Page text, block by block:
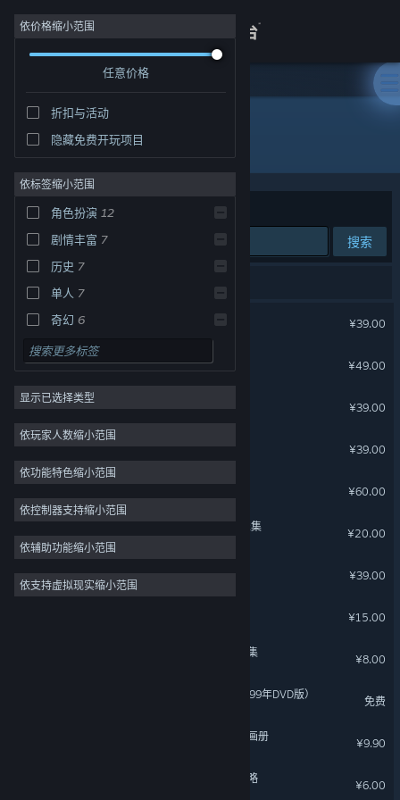
登录
关于
客服
依价格缩小范围
任意价格
折扣与活动
隐藏免费开玩项目
依标签缩小范围
角色扮演 12
剧情丰富 7
历史 7
单人 7
奇幻 6
武术 5
团队角色扮演 5
故事架构丰富
回合制战斗 4
神话 4
2D 3
像素图形 3
3D 3
风格化 3
显示已选择类型
依玩家人数缩小范围
依功能特色缩小范围
依控制器支持缩小范围
依辅助功能缩小范围
依支持虚拟现实缩小范围
开发者: DOMO Studio
排序依据 相关性
搜索
16 个匹配的搜索结果。
¥39.00
¥49.00
¥39.00
¥39.00
轩辕剑外传 穹之扉
¥60.00
轩辕剑叁 云和山的彼端 音乐集
¥20.00
¥39.00
¥15.00
轩辕剑外传穹之扉 音乐精选集
¥8.00
轩辕剑叁 云和山的彼端（1999年DVD版）
免费
轩辕剑外传云之遥 典藏攻略画册
¥9.90
轩辕剑外传云之遥 资料片攻略
¥6.00